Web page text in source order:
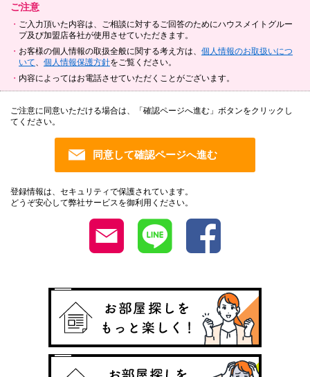
ご注意
ご入力頂いた内容は、ご相談に対するご回答のためにハウスメイトグルー
プ及び加盟店各社が使用させていただきます。
お客様の個人情報の取扱全般に関する考え方は、 個人情報のお取扱いにつ
いて
個人情報保護方針をご覧ください。
内容によってはお電話させていただくことがございます。
ご注意に同意いただける場合は、「確認ページへ進む」ボタンをクリックし
てください。
登録情報は、セキュリティで保護されています。
どうぞ安心して弊社サービスを御利用ください。